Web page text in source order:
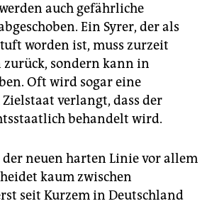
auch gefährliche
Ein Syrer, der als
worden ist, muss zurzeit
zurück, sondern kann in
Oft wird sogar eine
verlangt, dass der
behandelt wird.
neuen harten Linie vor allem
kaum zwischen
seit Kurzem in Deutschland